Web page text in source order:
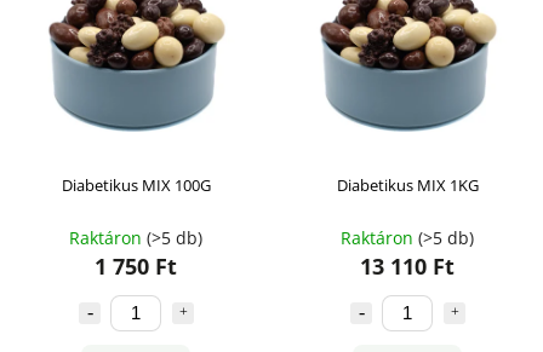
ABC szerint
Diabetikus MIX 100G
Raktáron (>5 db)
1 750 Ft
Diabetikus MIX 1KG
Raktáron (>5 db)
13 110 Ft